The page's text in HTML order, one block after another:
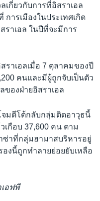
เกี่ยวกับการที่อิสราเอล
ารเมืองในประเทศเกิด
ราเอล ในปีที่จะมีการ
าเอลเมื่อ 7 ตุลาคมของปี
คนและมีผู้ถูกจับเป็นตัว
องฝ่ายอิสราเอล
จมตีโต้กลับกลุ่มติดอาวุธนี้
กือบ 37,600 คน ตาม
าที่กลุ่มฮามาสบริหารอยู่
งนี้ถูกทำลายย่อยยับเหลือ
อฟพี